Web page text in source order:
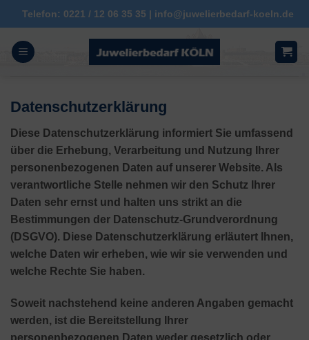
springen
Zum
Inhalt
springen
Telefon: 0221 / 12 06 35 35 | info@juwelierbedarf-koeln.de
Datenschutzerklärung
Diese Datenschutzerklärung informiert Sie umfassend
über die Erhebung, Verarbeitung und Nutzung Ihrer
personenbezogenen Daten auf unserer Website. Als
verantwortliche Stelle nehmen wir den Schutz Ihrer
Daten sehr ernst und halten uns strikt an die
Bestimmungen der Datenschutz-Grundverordnung
(DSGVO). Diese Datenschutzerklärung erläutert Ihnen,
welche Daten wir erheben, wie wir sie verwenden und
welche Rechte Sie haben.
Soweit nachstehend keine anderen Angaben gemacht
werden, ist die Bereitstellung Ihrer
personenbezogenen Daten weder gesetzlich oder